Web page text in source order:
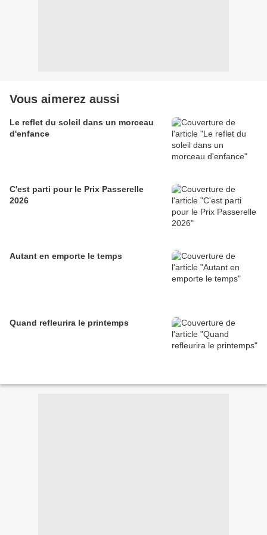
Vous aimerez aussi
Le reflet du soleil dans un morceau
d'enfance
C'est parti pour le Prix Passerelle
2026
Autant en emporte le temps
Quand refleurira le printemps